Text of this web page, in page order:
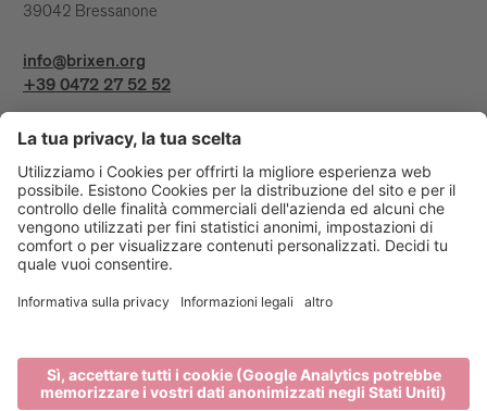
39042 Bressanone
info@brixen.org
+39 0472 27 52 52
Info & Service
Bressanone Turismo viene sostenuto da: